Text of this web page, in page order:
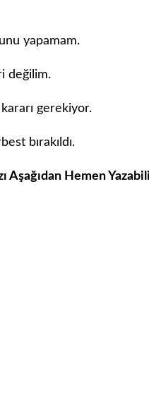
yapamam.
değilim.
gerekiyor.
bırakıldı.
Aşağıdan Hemen